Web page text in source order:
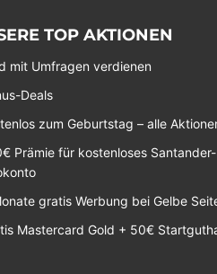
TOP AKTIONEN
mit Umfragen verdienen
Deals
zum Geburtstag – alle
Prämie für kostenloses Santander-
gratis Werbung bei Gelbe
Mastercard Gold + 50€